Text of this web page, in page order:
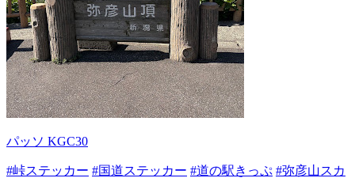
パッソ KGC30
#峠ステッカー #国道ステッカー #道の駅きっぷ #弥彦山スカ